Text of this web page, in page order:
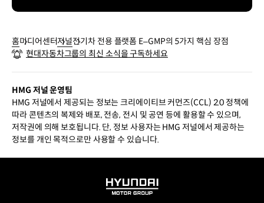
홈미디어센터저널전기차 전용 플랫폼 E‒GMP의 5가지 핵심 장점
현대자동차그룹의 최신 소식을 구독하세요
HMG 저널 운영팀
HMG 저널에서 제공되는 정보는 크리에이티브 커먼즈(CCL) 2.0 정책에
따라 콘텐츠의 복제와 배포, 전송, 전시 및 공연 등에 활용할 수 있으며,
저작권에 의해 보호됩니다. 단, 정보 사용자는 HMG 저널에서 제공하는
정보를 개인 목적으로만 사용할 수 있습니다.
HYUNDAI